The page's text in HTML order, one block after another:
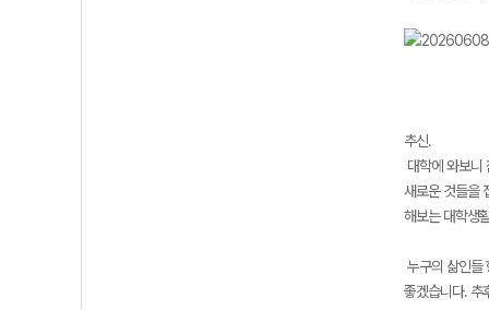
추신.
대학에 와보니
새로운 것들을
해보는 대학생
누구의 삶인들
좋겠습니다. 추